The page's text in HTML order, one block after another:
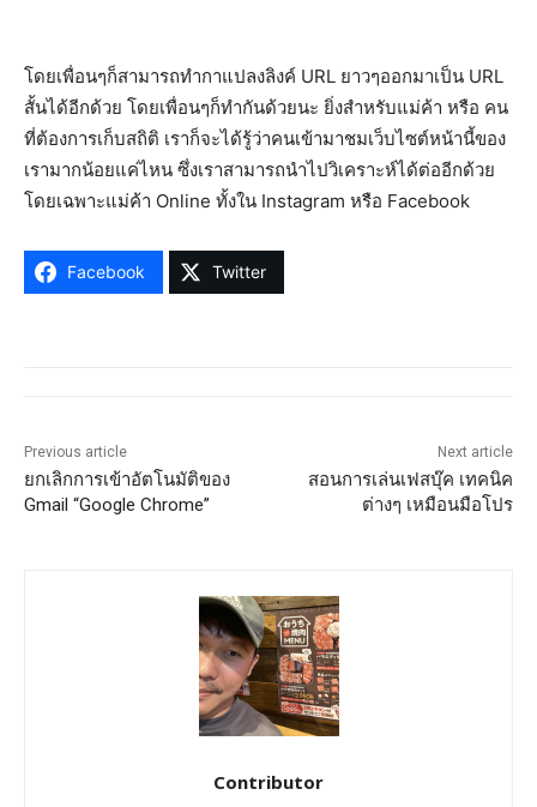
โดยเพื่อนๆก็สามารถทำกาแปลงลิงค์ URL ยาวๆออกมาเป็น URL
สั้นได้อีกด้วย โดยเพื่อนๆก็ทำกันด้วยนะ ยิ่งสำหรับแม่ค้า หรือ คน
ที่ต้องการเก็บสถิติ เราก็จะได้รู้ว่าคนเข้ามาชมเว็บไซต์หน้านี้ของ
เรามากน้อยแค่ไหน ซึ่งเราสามารถนำไปวิเคราะห์ได้ต่ออีกด้วย
โดยเฉพาะแม่ค้า Online ทั้งใน Instagram หรือ Facebook
Facebook Twitter
Previous article
ยกเลิกการเข้าอัตโนมัติของ
Gmail “Google Chrome”
Next article
สอนการเล่นเฟสบุ๊ค เทคนิค
ต่างๆ เหมือนมือโปร
Contributor